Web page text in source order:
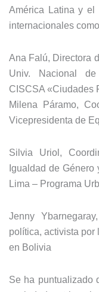
América Latina y el
internacionales
Ana Falú, Directora
Univ. Nacional
CISCSA «Ciudades
Milena Páramo,
Vicepresidenta de
Silvia Uriol,
Igualdad de
Lima – Programa
Jenny
política, activista por
en Bolivia
Se ha puntualizado